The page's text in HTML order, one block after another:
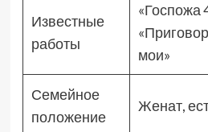
Известные
работы
«Госпожа
мои»
Семейное
положение
Женат,